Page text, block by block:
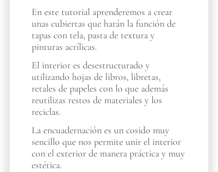
En este tutorial aprenderemos a crear
unas cubiertas que harán la función de
tapas con tela, pasta de textura y
pinturas acrílicas.
El interior es desestructurado y
utilizando hojas de libros, libretas,
retales de papeles con lo que además
reutilizas restos de materiales y los
reciclas.
La encuadernación es un cosido muy
sencillo que nos permite unir el interior
con el exterior de manera práctica y muy
estética.